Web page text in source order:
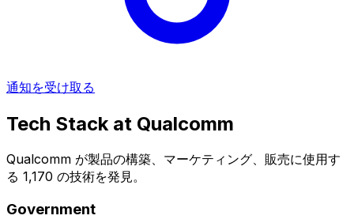
通知を受け取る
Tech Stack at Qualcomm
Qualcomm が製品の構築、マーケティング、販売に使用す
る 1,170 の技術を発見。
Government